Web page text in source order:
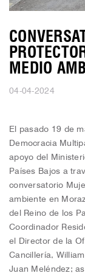
MEDIO
04-04-2024
El pasado 19 de
Democracia
apoyo del
Países Bajos a
conversatorio
ambiente en
del Reino de los
Coordinador
el Director de la
Cancillería,
Juan Meléndez;